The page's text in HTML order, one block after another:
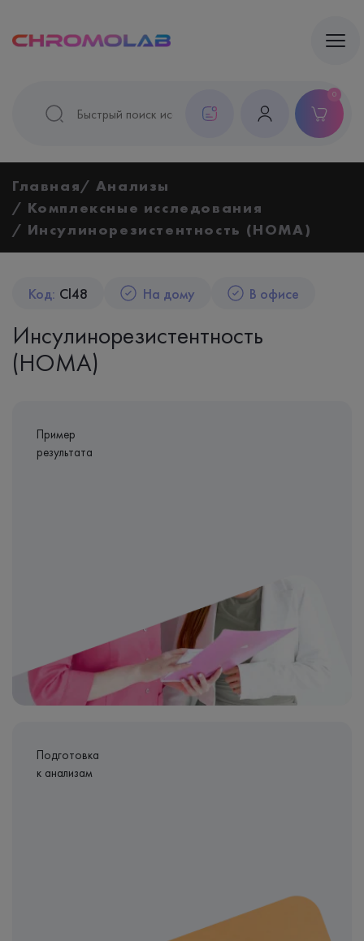
0
Главная
Анализы
Комплексные исследования
Инсулинорезистентность (HOMA)
Код: Cl48 На дому В офисе
Инсулинорезистентность
(HOMA)
Пример
результата
Подготовка
к анализам